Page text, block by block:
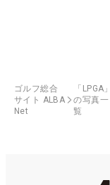
ゴルフ総合
サイト ALBA
Net
「LPGA」
の写真一
覧